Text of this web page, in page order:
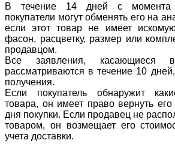
В течение 14 дней с момента
покупатели могут обменять его на
если этот товар не имеет
фасон, расцветку, размер или
продавцом.
Все заявления, касающиеся
рассматриваются в течение 10
получения.
Если покупатель обнаружит
товара, он имеет право вернуть
дня покупки. Если продавец не
товаром, он возмещает его
учета доставки.